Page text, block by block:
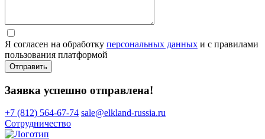
Я согласен на обработку персональных данных и с правилами
пользования платформой
Отправить
Заявка успешно отправлена!
+7 (812) 564-67-74 sale@elkland-russia.ru
Сотрудничество